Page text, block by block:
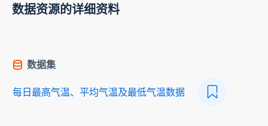
数据资源的详细资料
数据集
每日最高气温、平均气温及最低气温数据